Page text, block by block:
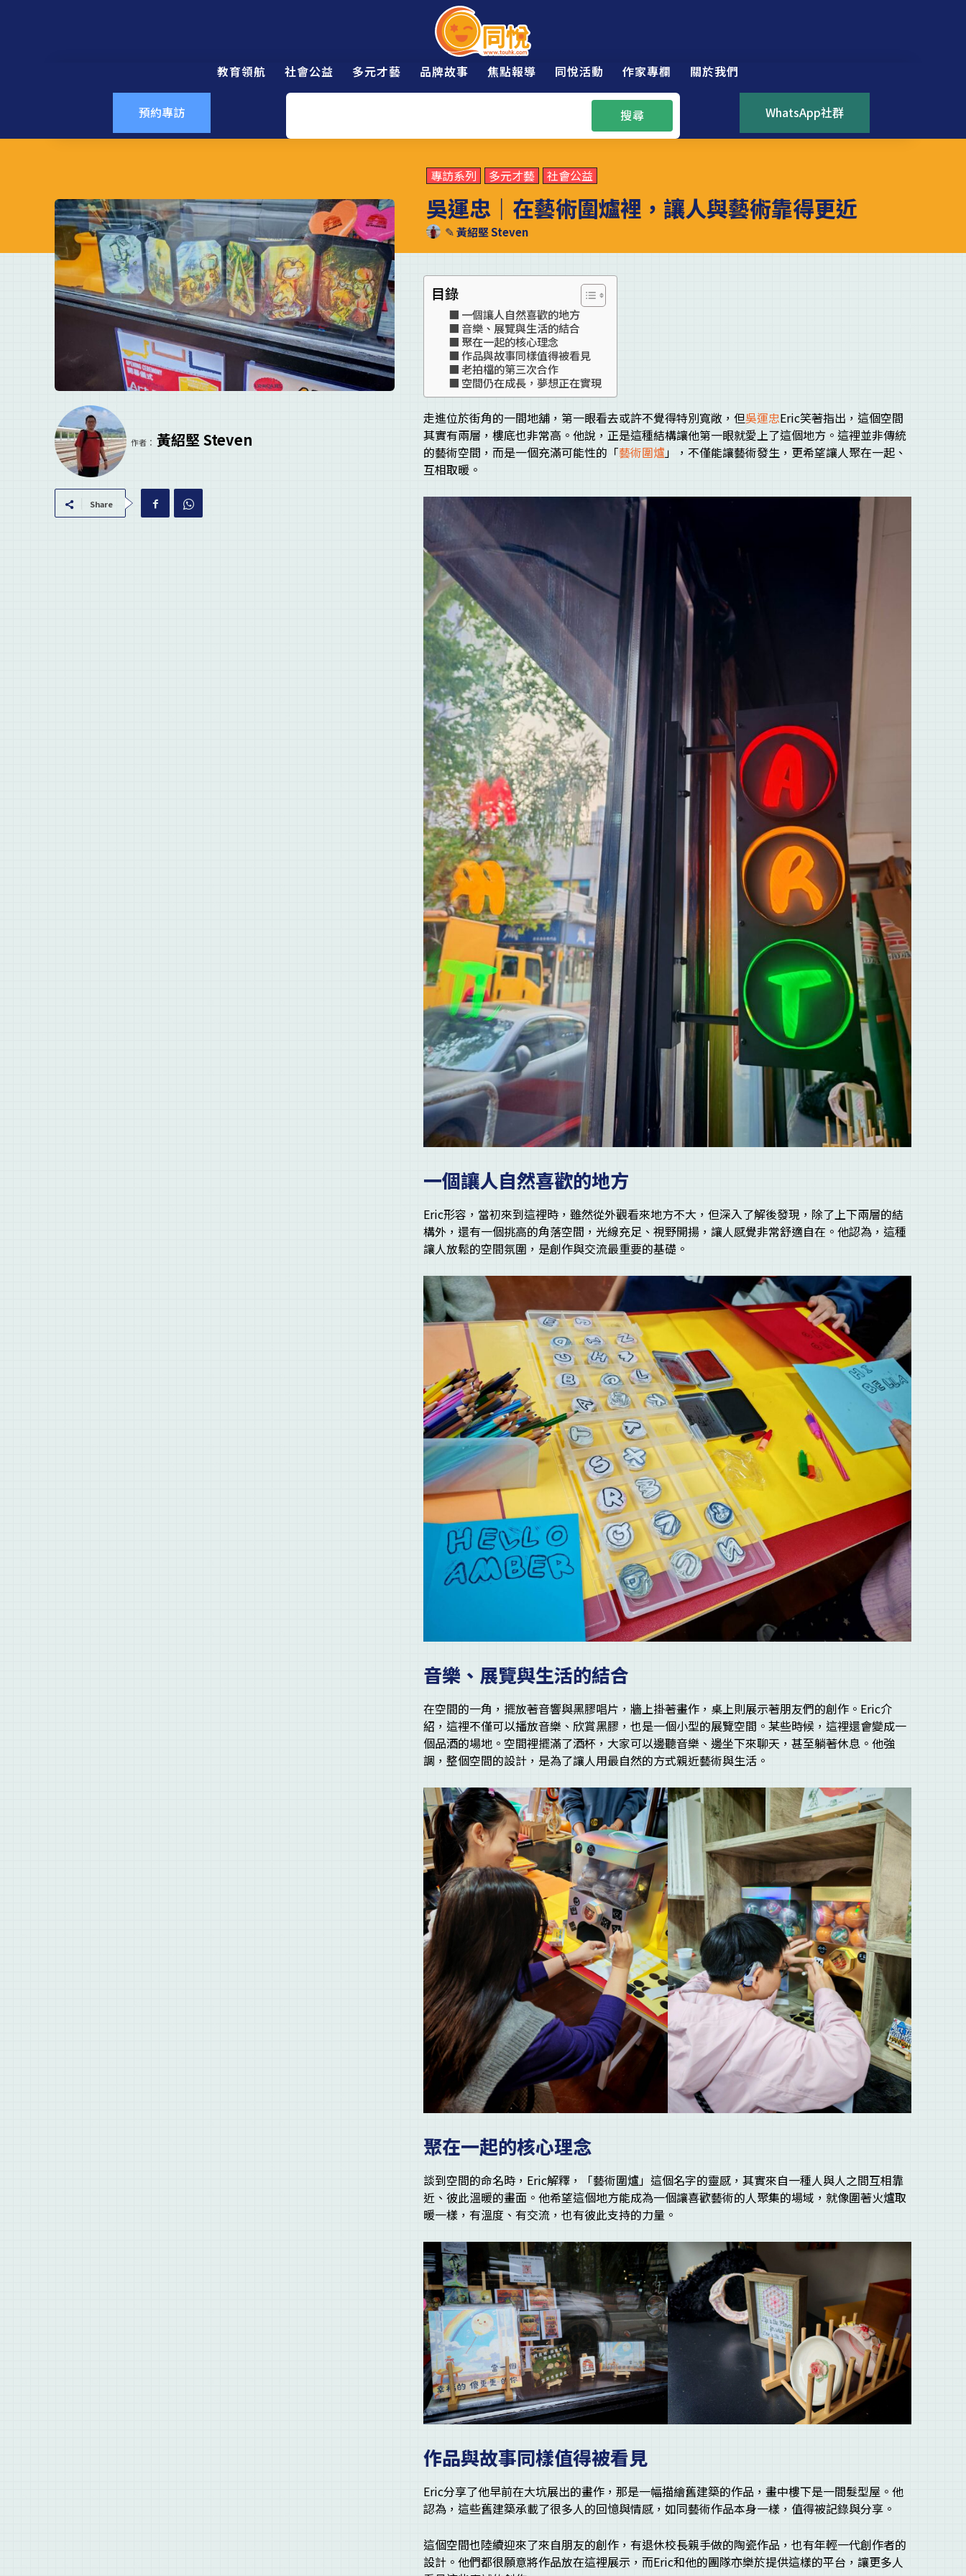
教育領航 社會公益 多元才藝 品牌故事 焦點報導 同悅活動 作家專欄 關於我們
預約專訪 搜尋 WhatsApp社群
專訪系列 多元才藝 社會公益
吳運忠｜在藝術圍爐裡，讓人與藝術靠得更近
✎黃紹堅 Steven
作者： 黃紹堅 Steven
Share
目錄
一個讓人自然喜歡的地方
音樂、展覽與生活的結合
聚在一起的核心理念
作品與故事同樣值得被看見
老拍檔的第三次合作
空間仍在成長，夢想正在實現
走進位於街角的一間地舖，第一眼看去或許不覺得特別寬敞，但吳運忠Eric笑著指出，這個空間
其實有兩層，樓底也非常高。他說，正是這種結構讓他第一眼就愛上了這個地方。這裡並非傳統
的藝術空間，而是一個充滿可能性的「藝術圍爐」，不僅能讓藝術發生，更希望讓人聚在一起、
互相取暖。
一個讓人自然喜歡的地方
Eric形容，當初來到這裡時，雖然從外觀看來地方不大，但深入了解後發現，除了上下兩層的結
構外，還有一個挑高的角落空間，光線充足、視野開揚，讓人感覺非常舒適自在。他認為，這種
讓人放鬆的空間氛圍，是創作與交流最重要的基礎。
音樂、展覽與生活的結合
在空間的一角，擺放著音響與黑膠唱片，牆上掛著畫作，桌上則展示著朋友們的創作。Eric介
紹，這裡不僅可以播放音樂、欣賞黑膠，也是一個小型的展覽空間。某些時候，這裡還會變成一
個品酒的場地。空間裡擺滿了酒杯，大家可以邊聽音樂、邊坐下來聊天，甚至躺著休息。他強
調，整個空間的設計，是為了讓人用最自然的方式親近藝術與生活。
聚在一起的核心理念
談到空間的命名時，Eric解釋，「藝術圍爐」這個名字的靈感，其實來自一種人與人之間互相靠
近、彼此溫暖的畫面。他希望這個地方能成為一個讓喜歡藝術的人聚集的場域，就像圍著火爐取
暖一樣，有溫度、有交流，也有彼此支持的力量。
作品與故事同樣值得被看見
Eric分享了他早前在大坑展出的畫作，那是一幅描繪舊建築的作品，畫中樓下是一間髮型屋。他
認為，這些舊建築承載了很多人的回憶與情感，如同藝術作品本身一樣，值得被記錄與分享。
這個空間也陸續迎來了來自朋友的創作，有退休校長親手做的陶瓷作品，也有年輕一代創作者的
設計。他們都很願意將作品放在這裡展示，而Eric和他的團隊亦樂於提供這樣的平台，讓更多人